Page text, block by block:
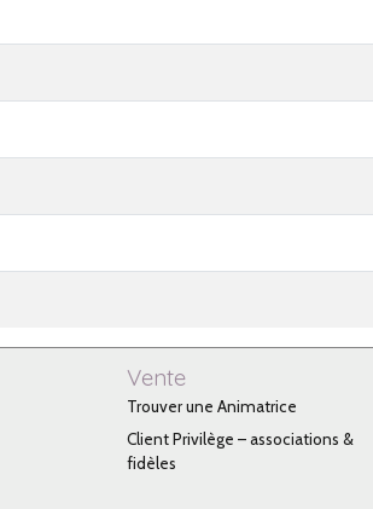
Vente
Trouver une Animatrice
Client Privilège – associations &
fidèles